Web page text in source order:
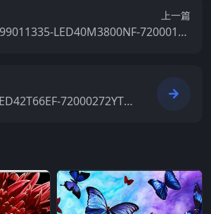
上一篇
LED40M3800NF-72000152
72000272YT-V